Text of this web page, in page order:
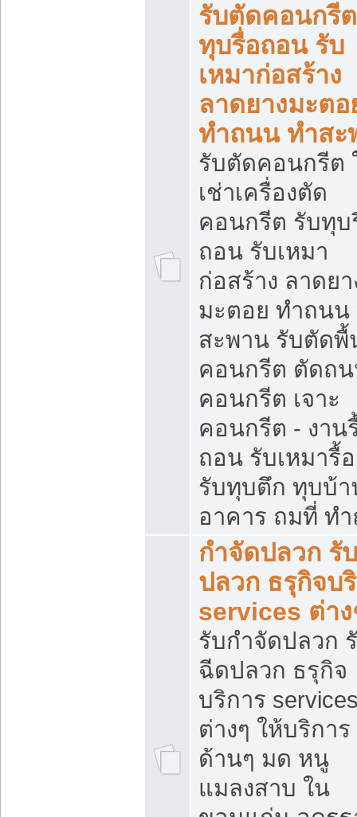
รับตัดคอนกรี
ทุบรื่อถอน รับ
เหมาก่อสร้าง
ลาดยางมะตอ
ทำถนน ทำสะ
รับตัดคอนกรีต
เช่าเครื่องตัด
คอนกรีต รับทุบ
ถอน รับเหมา
ก่อสร้าง ลาดยา
มะตอย ทำถนน
สะพาน รับตัดพื้
คอนกรีต ตัดถ
คอนกรีต เจาะ
คอนกรีต - งาน
ถอน รับเหมารื้
รับทุบตึก ทุบบ้า
อาคาร ถมที่ ท
กำจัดปลวก รั
ปลวก ธรุกิจบ
services ต่าง
รับกำจัดปลวก
ฉีดปลวก ธรุกิจ
บริการ
ต่างๆ ให้บริการ
ด้านๆ มด หนู
แมลงสาบ ใน